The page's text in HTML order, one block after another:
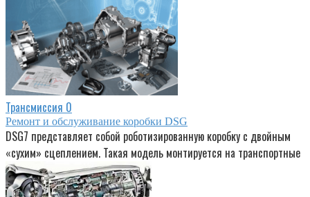
Трансмиссия 0
Ремонт и обслуживание коробки DSG
DSG7 представляет собой роботизированную коробку с двойным
«сухим» сцеплением. Такая модель монтируется на транспортные